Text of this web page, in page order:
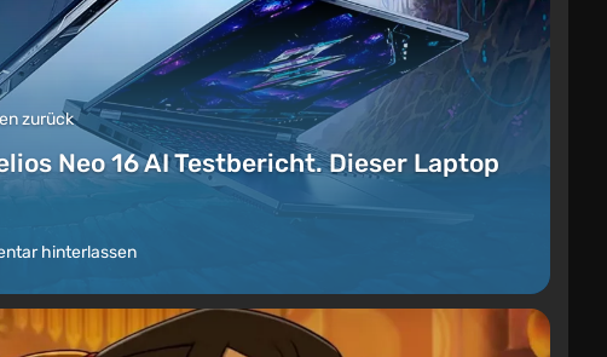
zurück
Neo 16 AI Testbericht. Dieser Laptop
hinterlassen